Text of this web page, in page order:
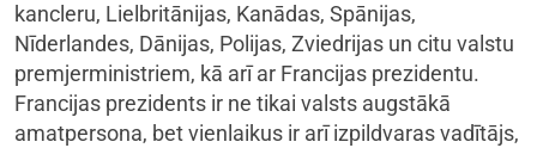
kancleru, Lielbritānijas, Kanādas, Spānijas,
Nīderlandes, Dānijas, Polijas, Zviedrijas un citu valstu
premjerministriem, kā arī ar Francijas prezidentu.
Francijas prezidents ir ne tikai valsts augstākā
amatpersona, bet vienlaikus ir arī izpildvaras vadītājs,